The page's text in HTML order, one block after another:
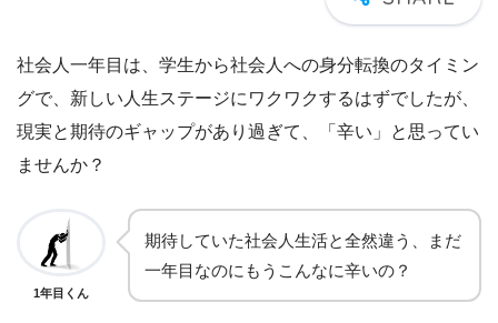
社会人一年目は、学生から社会人への身分転換のタイミン
グで、新しい人生ステージにワクワクするはずでしたが、
現実と期待のギャップがあり過ぎて、「辛い」と思ってい
ませんか？
1年目くん
期待していた社会人生活と全然違う、まだ
一年目なのにもうこんなに辛いの？